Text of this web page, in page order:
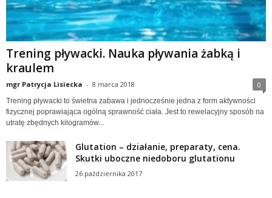
Trening pływacki. Nauka pływania żabką i
kraulem
mgr Patrycja Lisiecka - 8 marca 2018 0
Trening pływacki to świetna zabawa i jednocześnie jedna z form aktywności
fizycznej poprawiająca ogólną sprawność ciała. Jest to rewelacyjny sposób na
utratę zbędnych kilogramów...
Glutation – działanie, preparaty, cena.
Skutki uboczne niedoboru glutationu
26 października 2017